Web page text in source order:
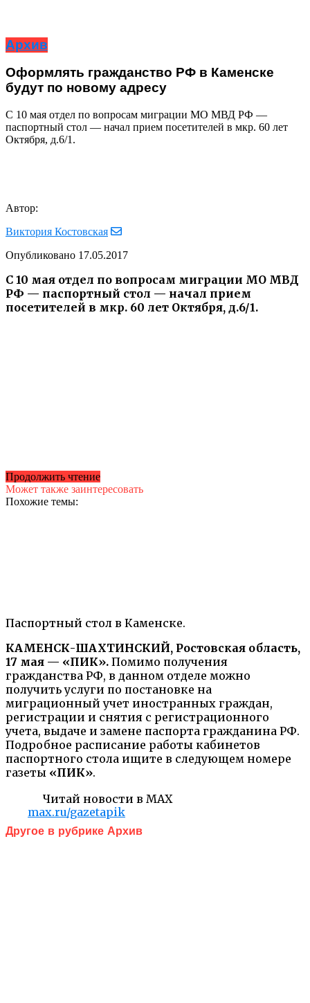
Архив
Оформлять гражданство РФ в Каменске
будут по новому адресу
С 10 мая отдел по вопросам миграции МО МВД РФ —
паспортный стол — начал прием посетителей в мкр. 60 лет
Октября, д.6/1.
Автор:
Виктория Костовская
Опубликовано 17.05.2017
С 10 мая отдел по вопросам миграции МО МВД
РФ — паспортный стол — начал прием
посетителей в мкр. 60 лет Октября, д.6/1.
Паспортный стол в Каменске.
КАМЕНСК-ШАХТИНСКИЙ, Ростовская область,
17 мая — «ПИК». Помимо получения
гражданства РФ, в данном отделе можно
получить услуги по постановке на
миграционный учет иностранных граждан,
регистрации и снятия с регистрационного
учета, выдаче и замене паспорта гражданина РФ.
Подробное расписание работы кабинетов
паспортного стола ищите в следующем номере
газеты «ПИК».
Читай новости в MAX
max.ru/gazetapik
Продолжить чтение
Может также заинтересовать
Похожие темы:
Другое в рубрике Архив